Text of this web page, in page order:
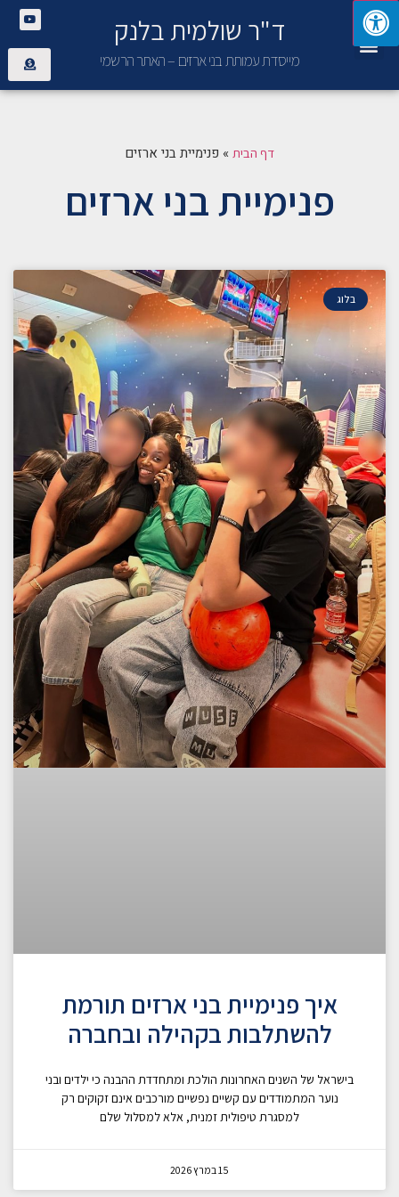
ד"ר שולמית בלנק
מייסדת עמותת בני ארזים – האתר הרשמי
דף הבית » פנימיית בני ארזים
פנימיית בני ארזים
בלוג
איך פנימיית בני ארזים תורמת
להשתלבות בקהילה ובחברה
בישראל של השנים האחרונות הולכת ומתחדדת ההבנה כי ילדים ובני
נוער המתמודדים עם קשיים נפשיים מורכבים אינם זקוקים רק
למסגרת טיפולית זמנית, אלא למסלול שלם
15 במרץ 2026